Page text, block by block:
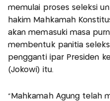
memulai proses seleksi
hakim Mahkamah
akan memasuki masa
membentuk panitia
pengganti ipar Presiden
(Jokowi) itu.
“Mahkamah Agung telah